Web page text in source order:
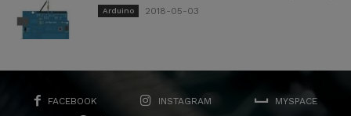
Arduino 2018-05-03
FACEBOOK INSTAGRAM
MYSPACE